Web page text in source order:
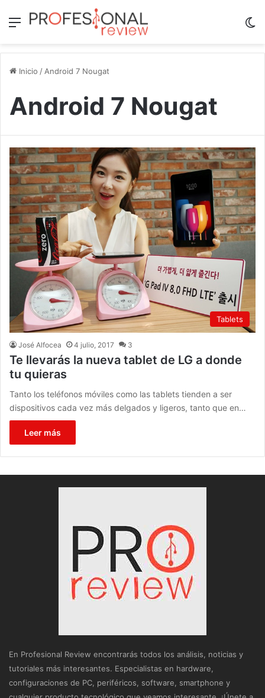
Menú
Inicio /Android 7 Nougat
Android 7 Nougat
Tablets
José Alfocea 4 julio, 2017 3
Te llevarás la nueva tablet de LG a donde
tu quieras
Tanto los teléfonos móviles como las tablets tienden a ser
dispositivos cada vez más delgados y ligeros, tanto que en…
Leer más
En Profesional Review encontrarás todos los análisis, noticias y
tutoriales más interesantes. Especialistas en hardware,
configuraciones de PC, periféricos, software, smartphone y